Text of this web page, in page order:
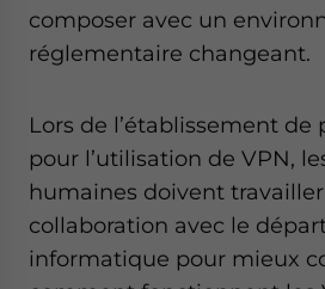
composer avec un
réglementaire changeant.
Lors de l’établissement de
pour l’utilisation de VPN,
humaines doivent
collaboration avec le
informatique pour mieux